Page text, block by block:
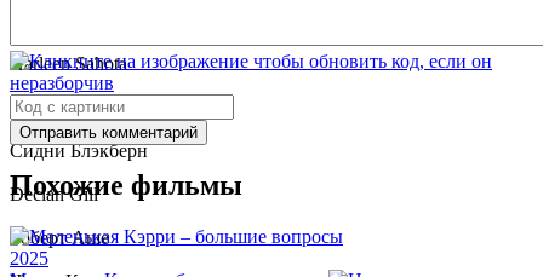
Harleen Sahota
Nicholas Lane
Сидни Блэкберн
Declan Gill
Роберт Аше
Отправить комментарий
Похожие фильмы
2025